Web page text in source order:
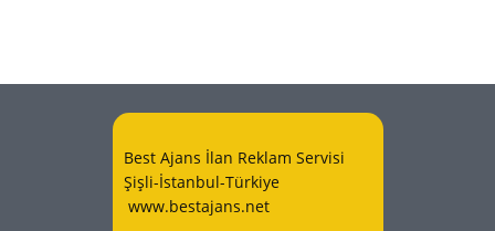
Best Ajans İlan Reklam Servisi
Şişli-İstanbul-Türkiye
www.bestajans.net